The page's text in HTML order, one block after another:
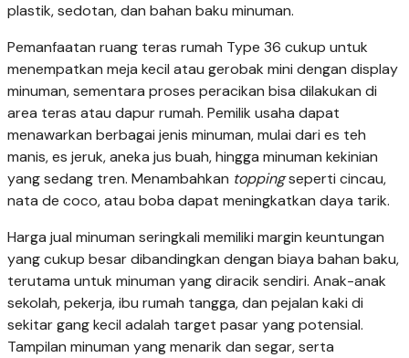
plastik, sedotan, dan bahan baku minuman.
Pemanfaatan ruang teras rumah Type 36 cukup untuk
menempatkan meja kecil atau gerobak mini dengan display
minuman, sementara proses peracikan bisa dilakukan di
area teras atau dapur rumah. Pemilik usaha dapat
menawarkan berbagai jenis minuman, mulai dari es teh
manis, es jeruk, aneka jus buah, hingga minuman kekinian
yang sedang tren. Menambahkan toppingseperti cincau,
nata de coco, atau boba dapat meningkatkan daya tarik.
Harga jual minuman seringkali memiliki margin keuntungan
yang cukup besar dibandingkan dengan biaya bahan baku,
terutama untuk minuman yang diracik sendiri. Anak-anak
sekolah, pekerja, ibu rumah tangga, dan pejalan kaki di
sekitar gang kecil adalah target pasar yang potensial.
Tampilan minuman yang menarik dan segar, serta